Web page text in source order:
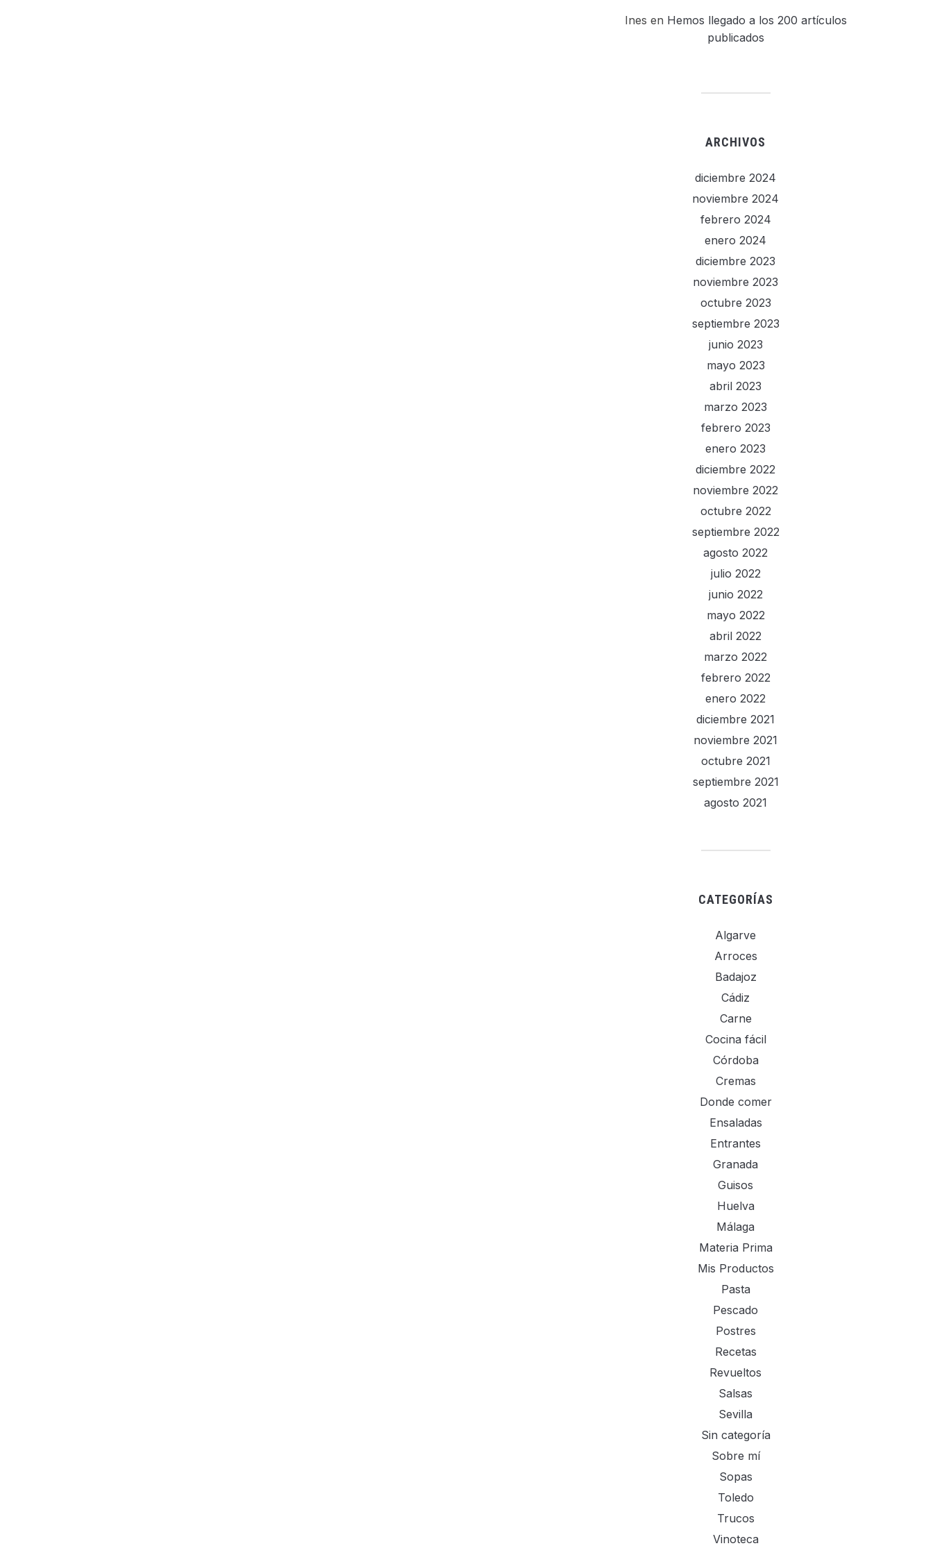
Ines en Hemos llegado a los 200 artículos
publicados
ARCHIVOS
diciembre 2024
noviembre 2024
febrero 2024
enero 2024
diciembre 2023
noviembre 2023
octubre 2023
septiembre 2023
junio 2023
mayo 2023
abril 2023
marzo 2023
febrero 2023
enero 2023
diciembre 2022
noviembre 2022
octubre 2022
septiembre 2022
agosto 2022
julio 2022
junio 2022
mayo 2022
abril 2022
marzo 2022
febrero 2022
enero 2022
diciembre 2021
noviembre 2021
octubre 2021
septiembre 2021
agosto 2021
CATEGORÍAS
Algarve
Arroces
Badajoz
Cádiz
Carne
Cocina fácil
Córdoba
Cremas
Donde comer
Ensaladas
Entrantes
Granada
Guisos
Huelva
Málaga
Materia Prima
Mis Productos
Pasta
Pescado
Postres
Recetas
Revueltos
Salsas
Sevilla
Sin categoría
Sobre mí
Sopas
Toledo
Trucos
Vinoteca